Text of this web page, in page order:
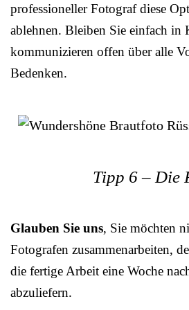
professioneller Fotograf diese
ablehnen. Bleiben Sie einfach in
kommunizieren offen über alle
Bedenken.
Tipp 6 – Die
Glauben Sie uns, Sie möchten
Fotografen zusammenarbeiten,
die fertige Arbeit eine Woche
abzuliefern.